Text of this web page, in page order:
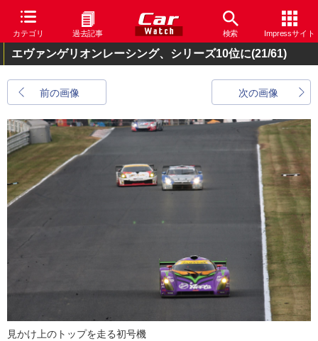
カテゴリ 過去記事 検索 Impressサイト
エヴァンゲリオンレーシング、シリーズ10位に(21/61)
前の画像 次の画像
見かけ上のトップを走る初号機